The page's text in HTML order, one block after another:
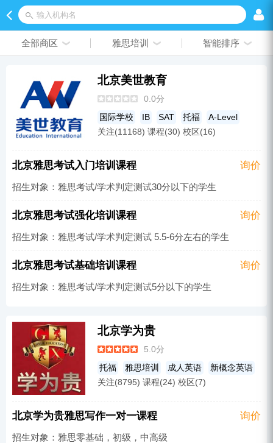
输入机构名
全部商区 雅思培训 智能排序
北京美世教育
0.0分
国际学校 IB SAT 托福
A-Level
雅思培训
预科 GRE
留学申请
AP
关注(11168) 课程(30) 校区(16)
北京雅思考试入门培训课程 询价
招生对象：雅思考试/学术判定测试30分以下的学生
北京雅思考试强化培训课程 询价
招生对象：雅思考试/学术判定测试 5.5-6分左右的学生
北京雅思考试基础培训课程 询价
招生对象：雅思考试/学术判定测试5分以下的学生
北京学为贵
5.0分
托福 雅思培训 成人英语
新概念英语
关注(8795) 课程(24) 校区(7)
北京学为贵雅思写作一对一课程 询价
招生对象：雅思零基础，初级，中高级